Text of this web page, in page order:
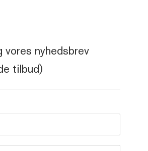
vores nyhedsbrev
tilbud)